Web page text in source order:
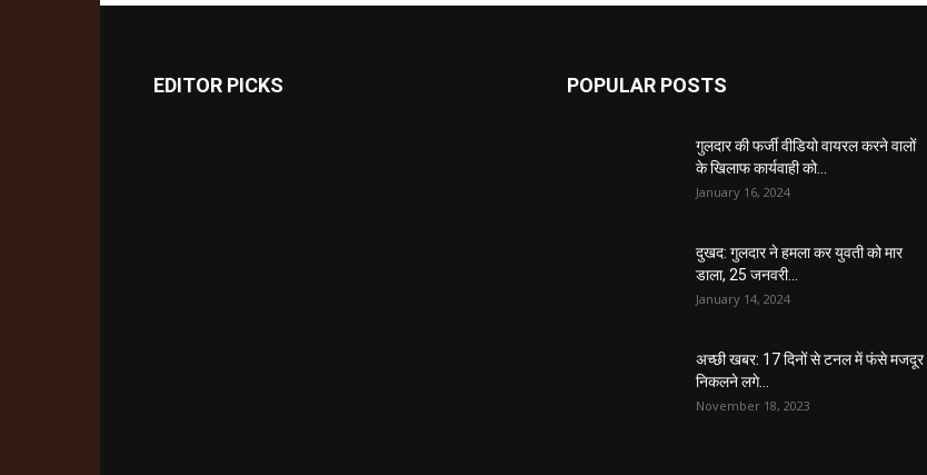
EDITOR PICKS POPULAR POSTS
गुलदार की फर्जी वीडियो वायरल करने वालों
के खिलाफ कार्यवाही को...
January 16, 2024
दुखद: गुलदार ने हमला कर युवती को मार
डाला, 25 जनवरी...
January 14, 2024
अच्छी खबर: 17 दिनों से टनल में फंसे मजदूर
निकलने लगे...
November 18, 2023